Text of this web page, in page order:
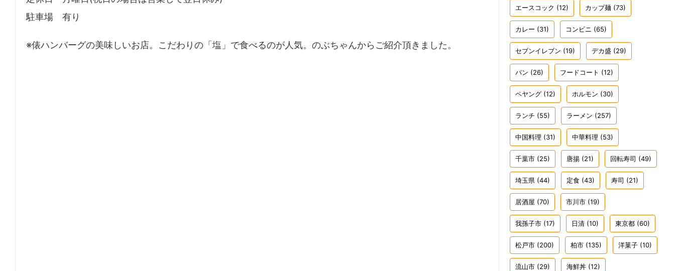
駐車場 有り
※俵ハンバーグの美味しいお店。こだわりの「塩」で食べるのが人気。のぶちゃんからご紹介頂きました。
エースコック (12) カップ麺 (73)
カレー (31) コンビニ (65)
セブンイレブン (19) デカ盛 (29)
パン (26) フードコート (12)
ペヤング (12) ホルモン (30)
ランチ (55) ラーメン (257)
中国料理 (31) 中華料理 (53)
千葉市 (25) 唐揚 (21) 回転寿司 (49)
埼玉県 (44) 定食 (43) 寿司 (21)
居酒屋 (70) 市川市 (19)
我孫子市 (17) 日清 (10) 東京都 (60)
松戸市 (200) 柏市 (135) 洋菓子 (10)
流山市 (29) 海鮮丼 (12)